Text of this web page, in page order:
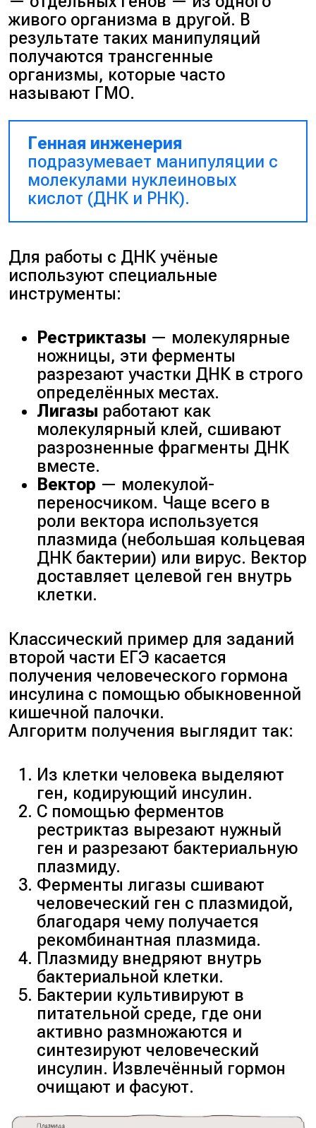
живого организма в другой. В
результате таких манипуляций
получаются трансгенные
организмы, которые часто
называют ГМО.
Генная инженерия
подразумевает манипуляции с
молекулами нуклеиновых
кислот (ДНК и РНК).
Для работы с ДНК учёные
используют специальные
инструменты:
Рестриктазы — молекулярные
ножницы, эти ферменты
разрезают участки ДНК в строго
определённых местах.
Лигазы работают как
молекулярный клей, сшивают
разрозненные фрагменты ДНК
вместе.
Вектор — молекулой-
переносчиком. Чаще всего в
роли вектора используется
плазмида (небольшая кольцевая
ДНК бактерии) или вирус. Вектор
доставляет целевой ген внутрь
клетки.
Классический пример для заданий
второй части ЕГЭ касается
получения человеческого гормона
инсулина с помощью обыкновенной
кишечной палочки.
Алгоритм получения выглядит так:
Из клетки человека выделяют
ген, кодирующий инсулин.
С помощью ферментов
рестриктаз вырезают нужный
ген и разрезают бактериальную
плазмиду.
Ферменты лигазы сшивают
человеческий ген с плазмидой,
благодаря чему получается
рекомбинантная плазмида.
Плазмиду внедряют внутрь
бактериальной клетки.
Бактерии культивируют в
питательной среде, где они
активно размножаются и
синтезируют человеческий
инсулин. Извлечённый гормон
очищают и фасуют.